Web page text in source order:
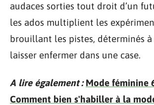
audaces sorties tout droit d’un
les ados multiplient les
brouillant les pistes, déterminés à
laisser enfermer dans une case.
A lire également : Mode féminine
Comment bien s'habiller à la